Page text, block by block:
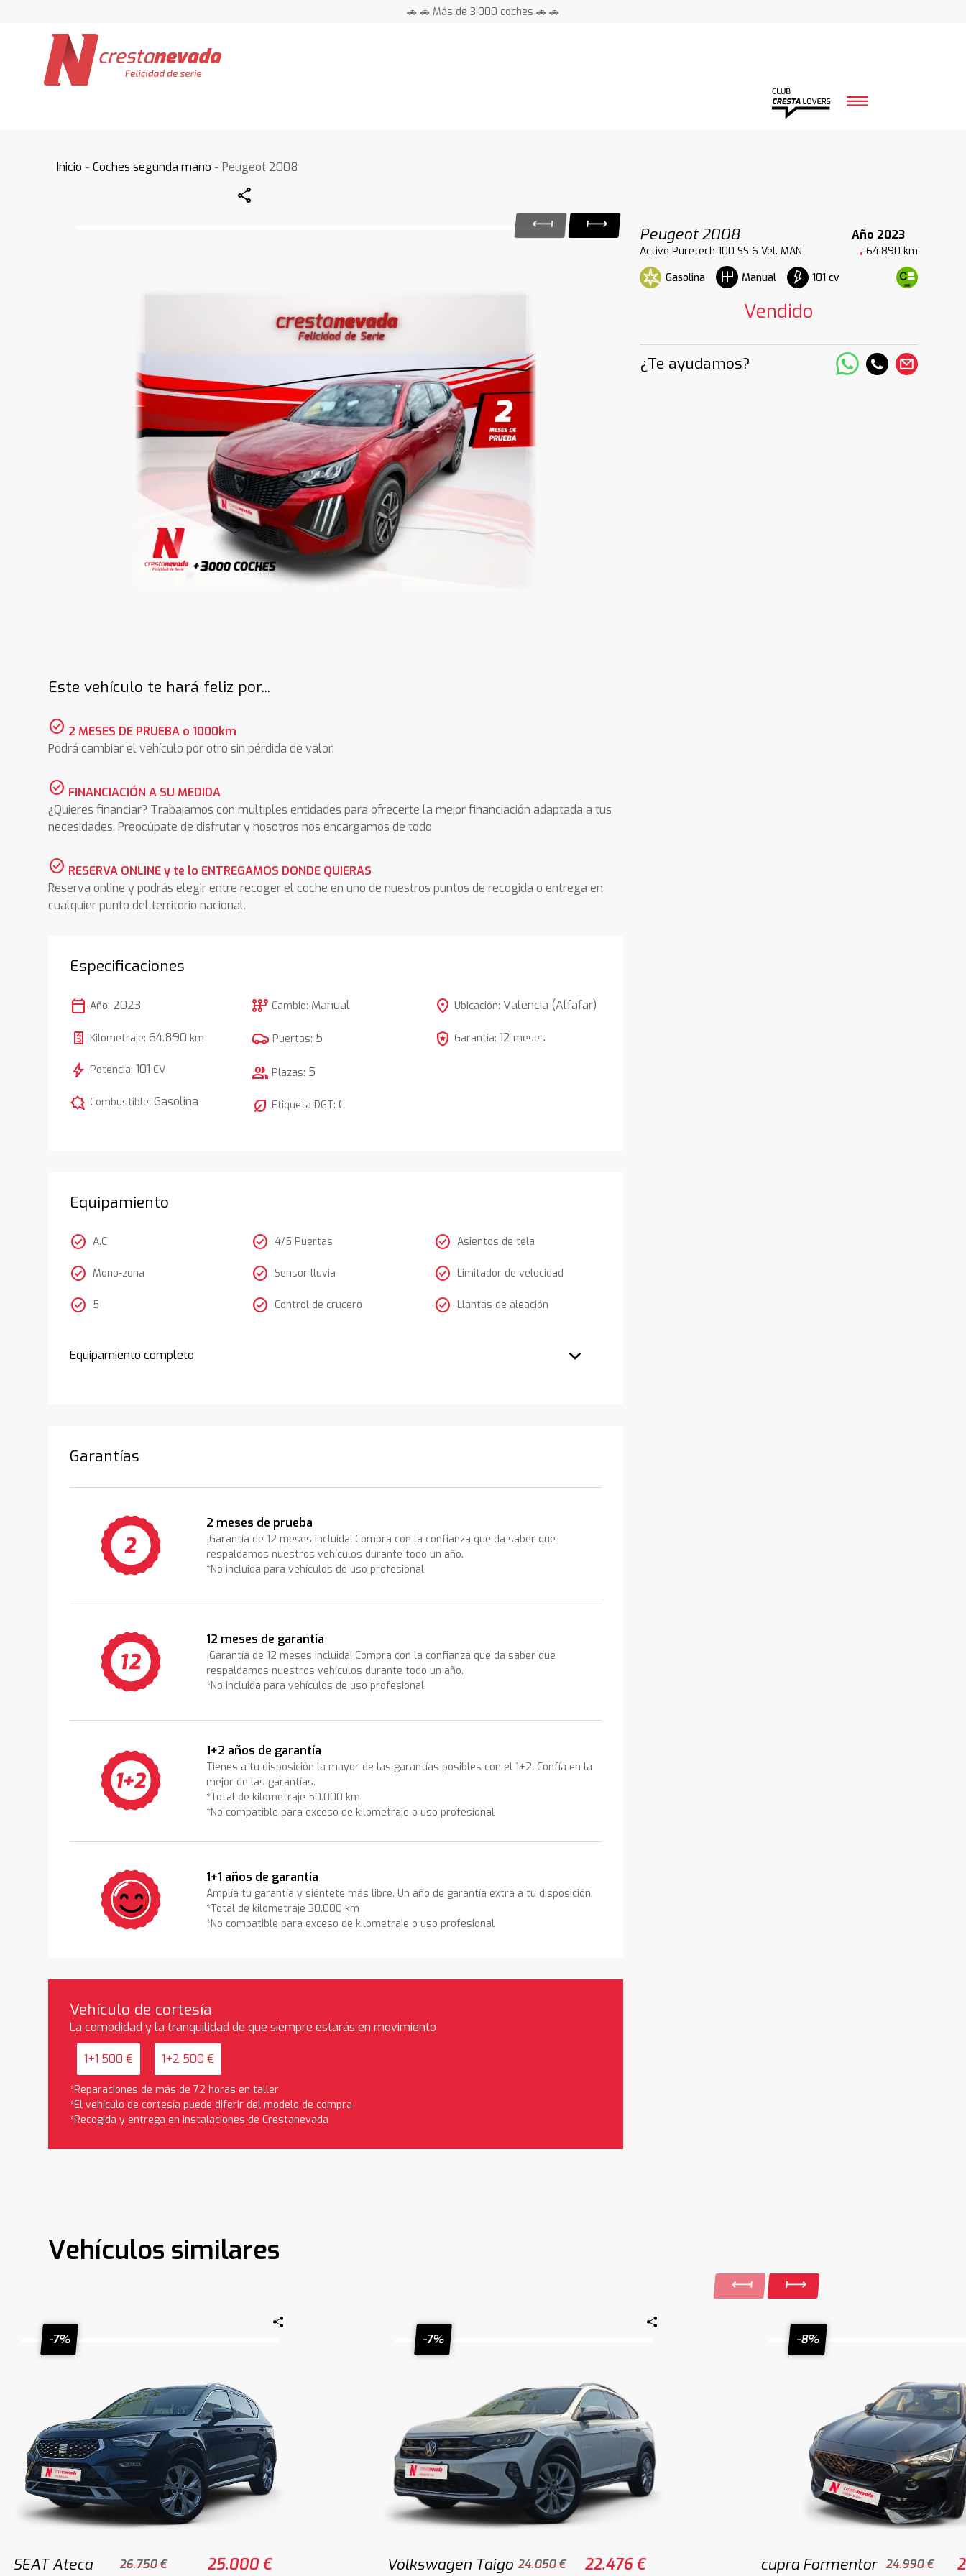
🚗 🚗 Más de 3.000 coches 🚗 🚗
Inicio -Coches segunda mano - Peugeot 2008
Share
Peugeot 2008
Año 2023
Active Puretech 100 SS 6 Vel. MAN
64.890 km
Gasolina
Manual 101 cv
Vendido
¿Te ayudamos?
Este vehículo te hará feliz por...
check_circle 2 MESES DE PRUEBA o 1000km
Podrá cambiar el vehículo por otro sin pérdida de valor.
check_circle FINANCIACIÓN A SU MEDIDA
¿Quieres financiar? Trabajamos con multiples entidades para ofrecerte la mejor financiación adaptada a tus
necesidades. Preocúpate de disfrutar y nosotros nos encargamos de todo
check_circle RESERVA ONLINE y te lo ENTREGAMOS DONDE QUIERAS
Reserva online y podrás elegir entre recoger el coche en uno de nuestros puntos de recogida o entrega en
cualquier punto del territorio nacional.
Especificaciones
calendar_today Año: 2023
Kilometraje:64.890 km
bolt Potencia:101 CV
comic_bubble Combustible:Gasolina
auto_transmission Cambio: Manual
Puertas: 5
group Plazas: 5
nest_eco_leaf Etiqueta DGT:C
location_on Ubicación: Valencia (Alfafar)
local_police Garantía: 12 meses
Equipamiento
check_circle A.C
check_circle Mono-zona
check_circle 5
check_circle 4/5 Puertas
check_circle Sensor lluvia
check_circle Control de crucero
check_circle Asientos de tela
check_circle Limitador de velocidad
check_circle Llantas de aleación
Equipamiento completo
Garantías
2 meses de prueba
¡Garantía de 12 meses incluida! Compra con la confianza que da saber que
respaldamos nuestros vehículos durante todo un año.
*No incluida para vehículos de uso profesional
12 meses de garantía
¡Garantía de 12 meses incluida! Compra con la confianza que da saber que
respaldamos nuestros vehículos durante todo un año.
*No incluida para vehículos de uso profesional
1+2 años de garantía
Tienes a tu disposición la mayor de las garantías posibles con el 1+2. Confía en la
mejor de las garantías.
*Total de kilometraje 50.000 km
*No compatible para exceso de kilometraje o uso profesional
1+1 años de garantía
Amplía tu garantía y siéntete más libre. Un año de garantía extra a tu disposición.
*Total de kilometraje 30.000 km
*No compatible para exceso de kilometraje o uso profesional
Vehículo de cortesía
La comodidad y la tranquilidad de que siempre estarás en movimiento
1+1 500 € 1+2 500 €
*Reparaciones de más de 72 horas en taller
*El vehículo de cortesía puede diferir del modelo de compra
*Recogida y entrega en instalaciones de Crestanevada
Vehículos similares
-7%
SEAT Ateca 26.750 € 25.000 €
-7%
Volkswagen Taigo 24.050 € 22.476 €
-8%
cupra Formentor 24.990 €